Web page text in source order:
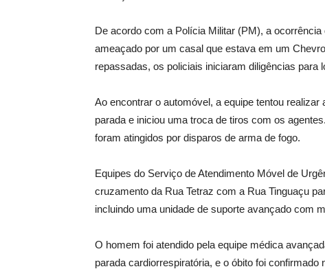
De acordo com a Polícia Militar (PM), a
ameaçado por um casal que estava em um
repassadas, os policiais iniciaram diligências para
Ao encontrar o automóvel, a equipe tentou
parada e iniciou uma troca de tiros com os
foram atingidos por disparos de arma de fogo.
Equipes do Serviço de Atendimento Móvel de
cruzamento da Rua Tetraz com a Rua Tinguaçu
incluindo uma unidade de suporte avançado com
O homem foi atendido pela equipe médica
parada cardiorrespiratória, e o óbito foi